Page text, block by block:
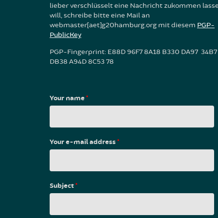
lieber verschlüsselt eine Nachricht zukommen
will, schreibe bitte eine Mail an
webmaster[aet]g20hamburg.org mit diesem PGP-
PublicKey
PGP-Fingerprint: E88D 96F7 8A18 B330 DA97 34B7
DB38 A94D 8C53 78
Your name*
Your e-mail address*
Subject*